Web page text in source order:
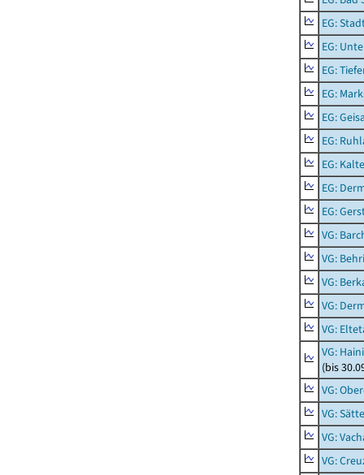
EG:
EG:
EG:
EG:
EG:
EG:
EG:
EG:
EG:
VG:
VG:
VG:
VG:
VG:
VG:
(bis
VG:
VG:
VG:
VG: